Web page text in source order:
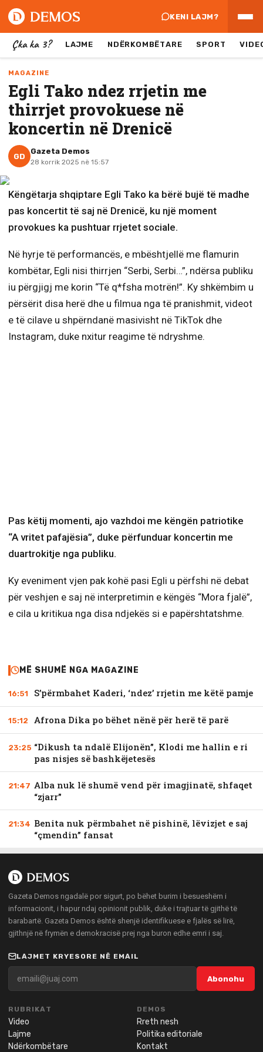
KENI LAJM?
Çka ka 3? LAJME NDËRKOMBËTARE SPORT
MAGAZINE
Egli Tako ndez rrjetin me
thirrjet provokuese në
koncertin në Drenicë
GD
Gazeta Demos
28 korrik 2025 në 15:57
Këngëtarja shqiptare Egli Tako ka bërë bujë të madhe
pas koncertit të saj në Drenicë, ku një moment
provokues ka pushtuar rrjetet sociale.
Në hyrje të performancës, e mbështjellë me flamurin
kombëtar, Egli nisi thirrjen “Serbi, Serbi…”, ndërsa publiku
iu përgjigj me korin “Të q*fsha motrën!”. Ky shkëmbim u
përsërit disa herë dhe u filmua nga të pranishmit, videot
e të cilave u shpërndanë masivisht në TikTok dhe
Instagram, duke nxitur reagime të ndryshme.
Pas këtij momenti, ajo vazhdoi me këngën patriotike
“A vritet pafajësia”, duke përfunduar koncertin me
duartrokitje nga publiku.
Ky eveniment vjen pak kohë pasi Egli u përfshi në debat
për veshjen e saj në interpretimin e këngës “Mora fjalë”,
e cila u kritikua nga disa ndjekës si e papërshtatshme.
MË SHUMË NGA MAGAZINE
16:51 S’përmbahet Kaderi, ‘ndez’ rrjetin me këtë pamje
15:12 Afrona Dika po bëhet nënë për herë të parë
23:25 “Dikush ta ndalë Elijonën”, Klodi me hallin e ri
pas nisjes së bashkëjetesës
21:47 Alba nuk lë shumë vend për imagjinatë, shfaqet
“zjarr”
21:34 Benita nuk përmbahet në pishinë, lëvizjet e saj
“çmendin” fansat
Gazeta Demos ngadalë por sigurt, po bëhet burim i besueshëm i
informacionit, i hapur ndaj opinionit publik, duke i trajtuar të gjithë të
barabartë. Gazeta Demos është shenjë identifikuese e fjalës së lirë,
gjithnjë në frymën e demokracisë prej nga buron edhe emri i saj.
LAJMET KRYESORE NË EMAIL
Abonohu
RUBRIKAT
Video
Lajme
Ndërkombëtare
DEMOS
Rreth nesh
Politika editoriale
Kontakt